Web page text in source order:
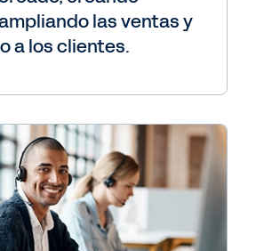
las ventas y
a los clientes.